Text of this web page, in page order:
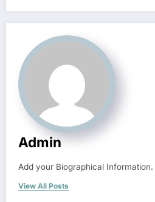
Admin
Add your Biographical Information.
View All Posts